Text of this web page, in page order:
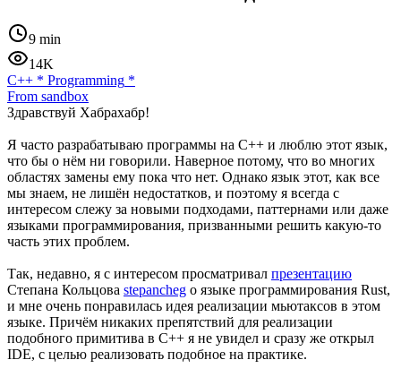
9 min
14K
C++ * Programming *
From sandbox
Здравствуй Хабрахабр!
Я часто разрабатываю программы на C++ и люблю этот язык,
что бы о нём ни говорили. Наверное потому, что во многих
областях замены ему пока что нет. Однако язык этот, как все
мы знаем, не лишён недостатков, и поэтому я всегда с
интересом слежу за новыми подходами, паттернами или даже
языками программирования, призванными решить какую-то
часть этих проблем.
Так, недавно, я с интересом просматривал презентацию
Степана Кольцова stepancheg о языке программирования Rust,
и мне очень понравилась идея реализации мьютаксов в этом
языке. Причём никаких препятствий для реализации
подобного примитива в C++ я не увидел и сразу же открыл
IDE, с целью реализовать подобное на практике.